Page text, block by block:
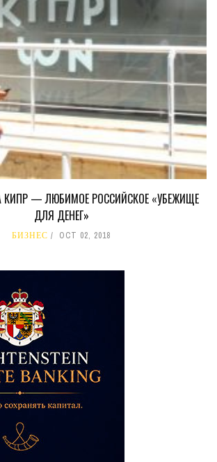
КИПР — ЛЮБИМОЕ РОССИЙСКОЕ «УБЕЖИЩЕ
ДЛЯ ДЕНЕГ»
БИЗНЕС OCT 02, 2018